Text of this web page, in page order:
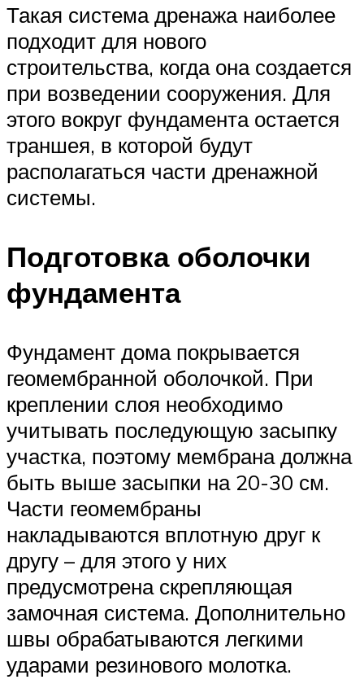
Такая система дренажа наиболее
подходит для нового
строительства, когда она создается
при возведении сооружения. Для
этого вокруг фундамента остается
траншея, в которой будут
располагаться части дренажной
системы.
Подготовка оболочки
фундамента
Фундамент дома покрывается
геомембранной оболочкой. При
креплении слоя необходимо
учитывать последующую засыпку
участка, поэтому мембрана должна
быть выше засыпки на 20-30 см.
Части геомембраны
накладываются вплотную друг к
другу – для этого у них
предусмотрена скрепляющая
замочная система. Дополнительно
швы обрабатываются легкими
ударами резинового молотка.